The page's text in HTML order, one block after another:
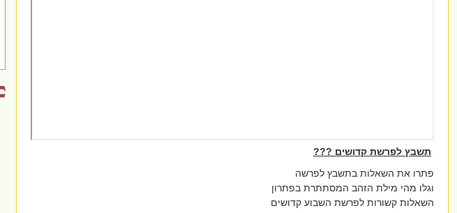
תשבץ לפרשת קדושים ???
פתרו את השאלות בתשבץ לפרשה
וגלו מהי מילת הזהב המסתתרת בפתרון
השאלות קשורות לפרשת השבוע קדושים